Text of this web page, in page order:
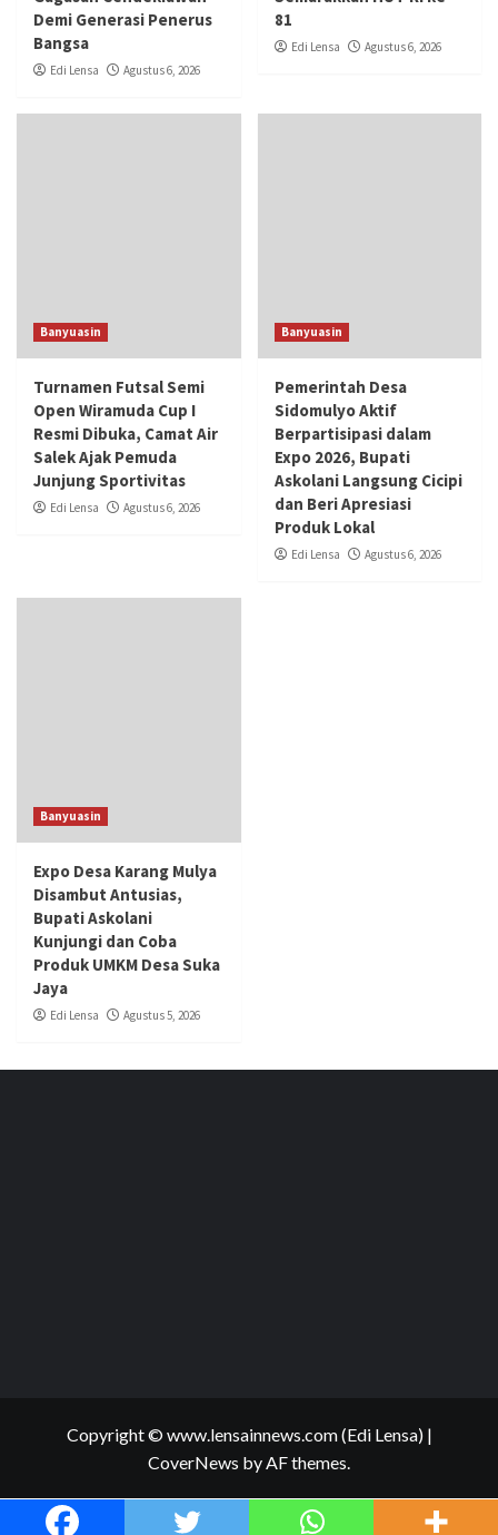
Demi Generasi Penerus
Bangsa
Edi Lensa Agustus 6, 2026
81
Edi Lensa Agustus 6, 2026
Banyuasin
Turnamen Futsal Semi
Open Wiramuda Cup I
Resmi Dibuka, Camat Air
Salek Ajak Pemuda
Junjung Sportivitas
Edi Lensa Agustus 6, 2026
Banyuasin
Pemerintah Desa
Sidomulyo Aktif
Berpartisipasi dalam
Expo 2026, Bupati
Askolani Langsung Cicipi
dan Beri Apresiasi
Produk Lokal
Edi Lensa Agustus 6, 2026
Banyuasin
Expo Desa Karang Mulya
Disambut Antusias,
Bupati Askolani
Kunjungi dan Coba
Produk UMKM Desa Suka
Jaya
Edi Lensa Agustus 5, 2026
Copyright © www.lensainnews.com (Edi Lensa) |
CoverNews by AF themes.